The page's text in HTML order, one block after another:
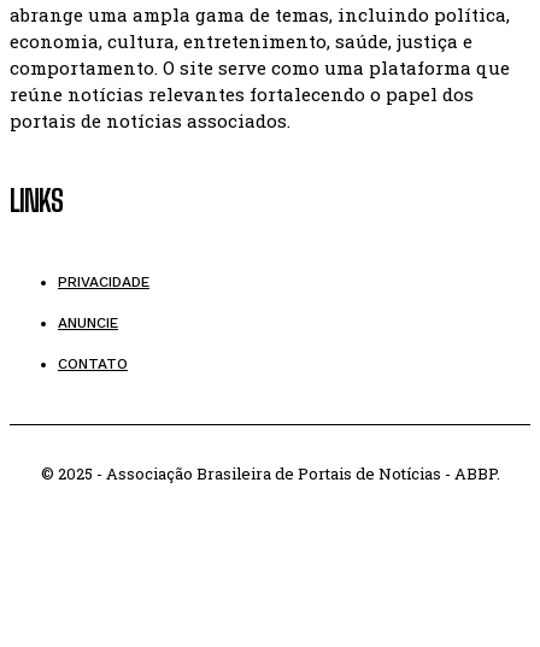
abrange uma ampla gama de temas, incluindo política,
economia, cultura, entretenimento, saúde, justiça e
comportamento. O site serve como uma plataforma que
reúne notícias relevantes fortalecendo o papel dos
portais de notícias associados.
LINKS
PRIVACIDADE
ANUNCIE
CONTATO
© 2025 - Associação Brasileira de Portais de Notícias - ABBP.